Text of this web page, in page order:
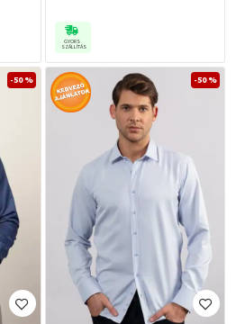
GYORS
SZÁLLÍTÁS
-50 % -50 %